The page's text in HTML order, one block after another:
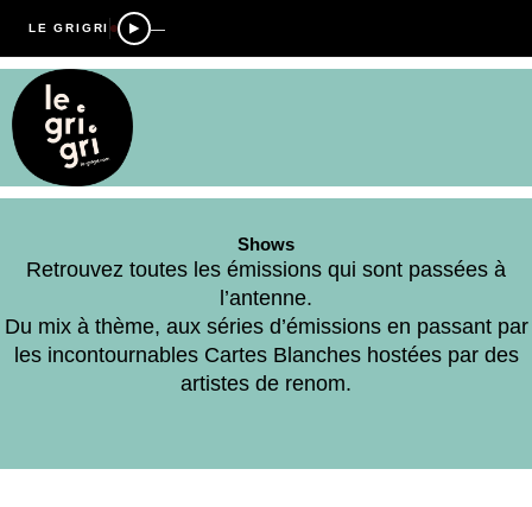
LE GRIGRI —
Shows
Retrouvez toutes les émissions qui sont passées à
l’antenne.
Du mix à thème, aux séries d’émissions en passant par
les incontournables Cartes Blanches hostées par des
artistes de renom.